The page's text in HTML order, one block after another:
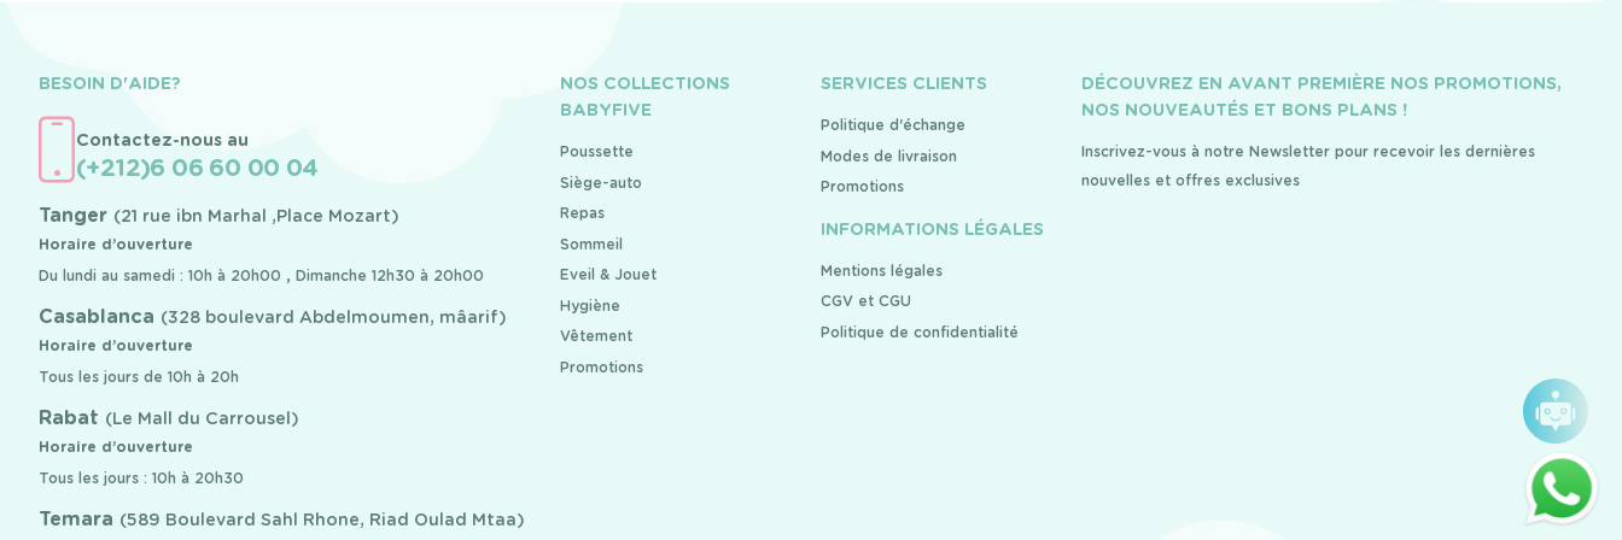
BESOIN D'AIDE?
Contactez-nous au
(+212)6 06 60 00 04
Tanger (21 rue ibn Marhal ,Place Mozart)
Horaire d’ouverture
Du lundi au samedi : 10h à 20h00 , Dimanche 12h30 à 20h00
Casablanca (328 boulevard Abdelmoumen, mâarif)
Horaire d’ouverture
Tous les jours de 10h à 20h
Rabat (Le Mall du Carrousel)
Horaire d’ouverture
Tous les jours : 10h à 20h30
Temara (589 Boulevard Sahl Rhone, Riad Oulad Mtaa)
NOS COLLECTIONS
BABYFIVE
Poussette
Siège-auto
Repas
Sommeil
Eveil & Jouet
Hygiène
Vêtement
Promotions
SERVICES CLIENTS
Politique d'échange
Modes de livraison
Promotions
INFORMATIONS LÉGALES
Mentions légales
CGV et CGU
Politique de confidentialité
DÉCOUVREZ EN AVANT PREMIÈRE NOS PROMOTIONS,
NOS NOUVEAUTÉS ET BONS PLANS !
Inscrivez-vous à notre Newsletter pour recevoir les dernières
nouvelles et offres exclusives